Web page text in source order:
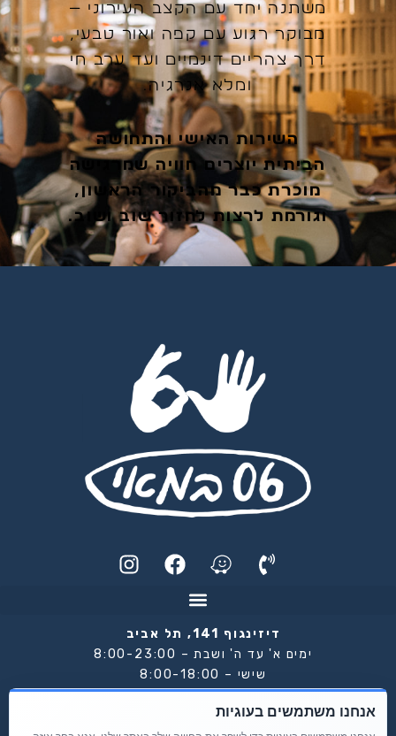
משתנה יחד עם הקצב העירוני —
מבוקר רגוע עם קפה ואור טבעי,
דרך צהריים דינמיים ועד ערב חי
ומלא אנרגיה.
השירות האישי והתחושה
הביתית יוצרים חוויה שמרגישה
מוכרת כבר מהביקור הראשון,
וגורמת לרצות לחזור שוב ושוב.
k
a
m
דיזינגוף 141, תל אביב
ימים א' עד ה' ושבת – 8:00-23:00
שישי – 8:00-18:00
האפי האוור בימים א' עד ה' 17:00-19:00
אנחנו משתמשים בעוגיות